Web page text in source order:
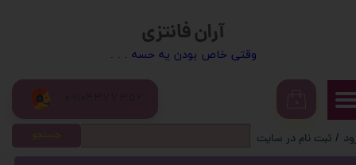
آران فانتزی
​​وقتی خاص بودن یه حسه . . .
/ ثبت نام در سایت
سفارشات
خروج از حساب کاربری
جستجو